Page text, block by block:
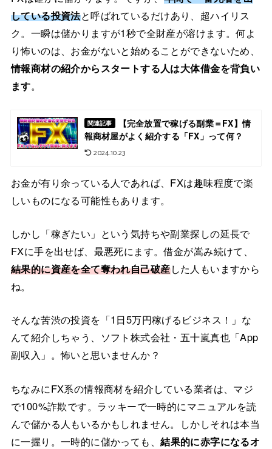
している投資法と呼ばれているだけあり、超ハイリス
ク。一瞬は儲かりますが1秒で全財産が溶けます。何よ
り怖いのは、お金がないと始めることができないため、
情報商材の紹介からスタートする人は大体借金を背負い
ます。
関連記事
【完全放置で稼げる副業＝FX】情
報商材屋がよく紹介する「FX」って何？
2024.10.23
お金が有り余っている人であれば、FXは趣味程度で楽
しいものになる可能性もあります。
しかし「稼ぎたい」という気持ちや副業探しの延長で
FXに手を出せば、最悪死にます。借金が嵩み続けて、
結果的に資産を全て奪われ自己破産した人もいますから
ね。
そんな苦渋の投資を「1日5万円稼げるビジネス！」な
んて紹介しちゃう、ソフト株式会社・五十嵐真也「App
副収入」。怖いと思いませんか？
ちなみにFX系の情報商材を紹介している業者は、マジ
で100%詐欺です。ラッキーで一時的にマニュアルを読
んで儲かる人もいるかもしれません。しかしそれは本当
に一握り。一時的に儲かっても、結果的に赤字になるオ